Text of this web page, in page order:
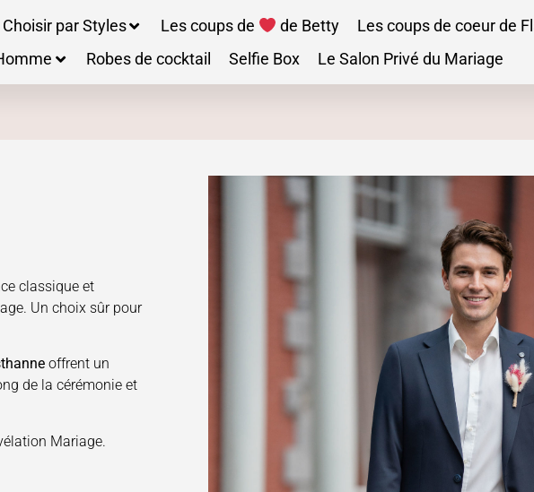
Choisir par Styles Les coups de de Betty
Les coups de coeur de
Robes de cocktail Selfie Box Le Salon Privé du Mariage
classique et
Un choix sûr pour
offrent un
de la cérémonie et
Mariage.